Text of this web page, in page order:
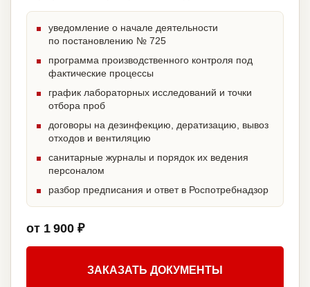
уведомление о начале деятельности
по постановлению № 725
программа производственного контроля под
фактические процессы
график лабораторных исследований и точки
отбора проб
договоры на дезинфекцию, дератизацию, вывоз
отходов и вентиляцию
санитарные журналы и порядок их ведения
персоналом
разбор предписания и ответ в Роспотребнадзор
от 1 900 ₽
ЗАКАЗАТЬ ДОКУМЕНТЫ